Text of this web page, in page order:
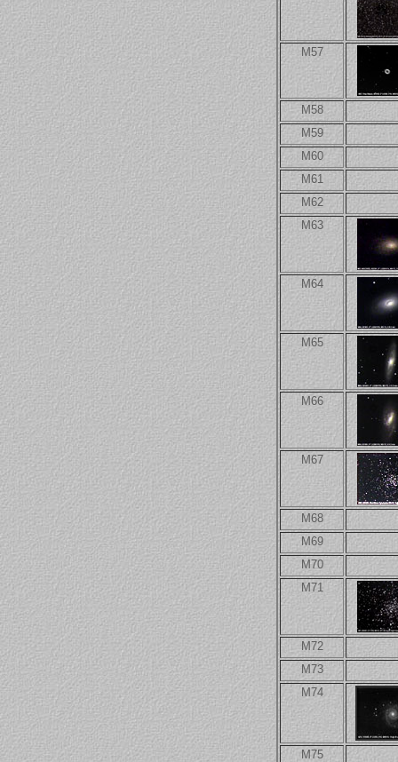
M57
M58
M59
M60
M61
M62
M63
M64
M65
M66
M67
M68
M69
M70
M71
M72
M73
M74
M75